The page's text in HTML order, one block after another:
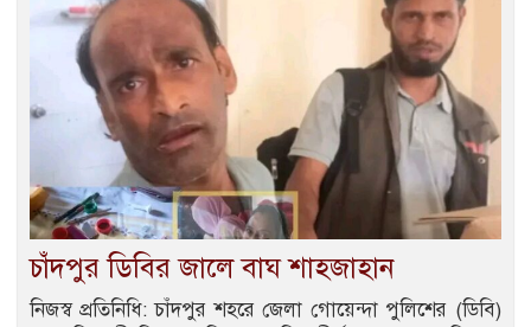
চাঁদপুর ডিবির জালে বাঘ শাহজাহান
নিজস্ব প্রতিনিধি: চাঁদপুর শহরে জেলা গোয়েন্দা পুলিশের (ডিবি)